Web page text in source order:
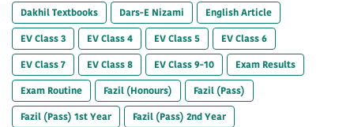
Dakhil Textbooks
Dars-E Nizami
English Article
EV Class 3
EV Class 4 EV Class 5
EV Class 6
EV Class 7
EV Class 8 EV Class 9-10
Exam Results
Exam Routine
Fazil (Honours)
Fazil (Pass)
Fazil (Pass) 1st Year
Fazil (Pass) 2nd Year